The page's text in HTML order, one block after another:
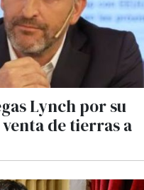
Lynch por su
de tierras a